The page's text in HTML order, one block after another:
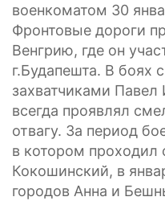
военкоматом 30
Фронтовые дороги
Венгрию, где он
г.Будапешта. В боях
захватчиками
всегда проявлял
отвагу. За период
в котором проходил
Кокошинский, в
городов Анна и